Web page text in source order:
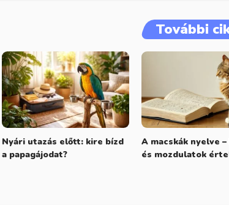
További
Nyári utazás előtt: kire bízd
a papagájodat?
A macskák nyelve
és mozdulatok